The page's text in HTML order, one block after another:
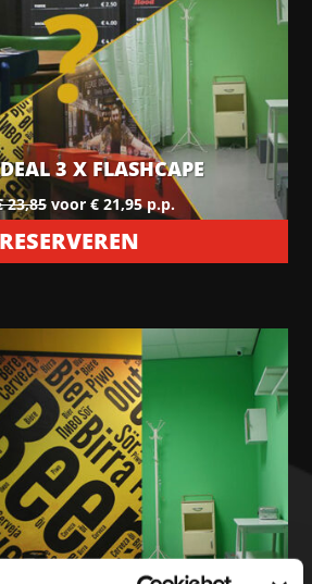
3 X FLASHCAPE
23,85voor € 21,95 p.p.
RESERVEREN